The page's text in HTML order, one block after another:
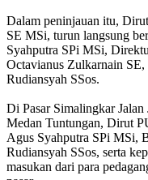
Dalam peninjauan itu,
SE MSi, turun langsung
Syahputra SPi MSi,
Octavianus Zulkarnain
Rudiansyah SSos.
Di Pasar Simalingkar Jalan
Medan Tuntungan, Dirut
Agus Syahputra SPi MSi,
Rudiansyah SSos, serta
masukan dari para